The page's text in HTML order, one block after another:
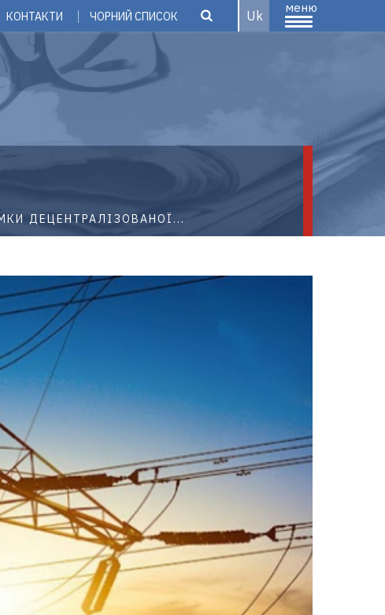
Uk
меню
КОНТАКТИ ЧОРНИЙ СПИСОК
ДЕЦЕНТРАЛІЗОВАНОЇ...